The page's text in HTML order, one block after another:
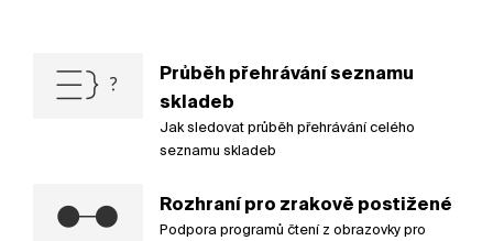
Průběh přehrávání seznamu
skladeb
Jak sledovat průběh přehrávání celého
seznamu skladeb
Rozhraní pro zrakově postižené
Podpora programů čtení z obrazovky pro